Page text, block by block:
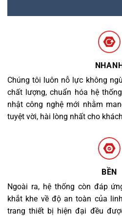
Chúng tôi luôn nỗ lực không
chất lượng, chuẩn hóa hệ
nhật công nghệ mới nhằm
tuyệt vời, hài lòng nhất cho
BỀN
Ngoài ra, hệ thống còn đáp
khắt khe về độ an toàn của
trang thiết bị hiện đại đều